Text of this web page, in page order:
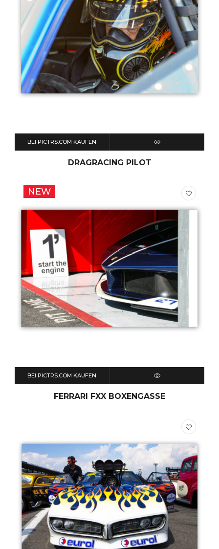
BEI PICTRS.COM KAUFEN
QUICK VIEW
DRAGRACING PILOT
NEW
BEI PICTRS.COM KAUFEN
QUICK VIEW
FERRARI FXX BOXENGASSE